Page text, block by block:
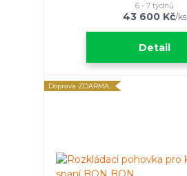
43 600 Kč/ks
6 - 7 týdnů
Detail
Doprava ZDARMA